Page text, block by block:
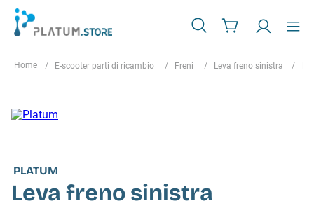
E-scooter parti di ricambio Freni Leva freno sinistra
PLATUM
Leva freno sinistra